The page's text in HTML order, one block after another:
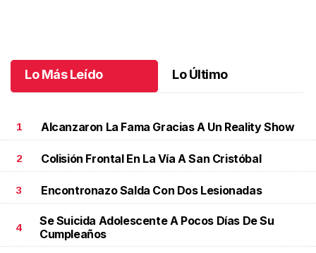
Lo Más Leído Lo Último
1 Alcanzaron La Fama Gracias A Un Reality Show
2 Colisión Frontal En La Vía A San Cristóbal
3 Encontronazo Salda Con Dos Lesionadas
4
Se Suicida Adolescente A Pocos Días De Su
Cumpleaños